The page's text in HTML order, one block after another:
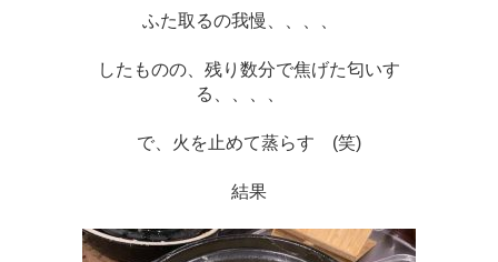
ふた取るの我慢、、、、
したものの、残り数分で焦げた匂いす
る、、、、
で、火を止めて蒸らす　(笑)
結果